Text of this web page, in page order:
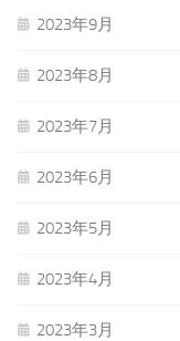
2023年9月
2023年8月
2023年7月
2023年6月
2023年5月
2023年4月
2023年3月